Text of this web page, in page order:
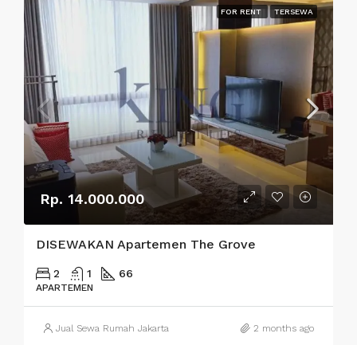
FOR RENT TERSEWA
Rp. 14.000.000
DISEWAKAN Apartemen The Grove
2 1 66
APARTEMEN
Jual Sewa Rumah Jakarta 2 months ago